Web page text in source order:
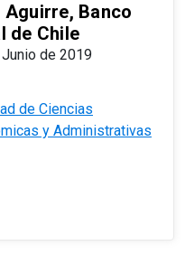
Banco
de Chile
de 2019
de Ciencias
y Administrativas